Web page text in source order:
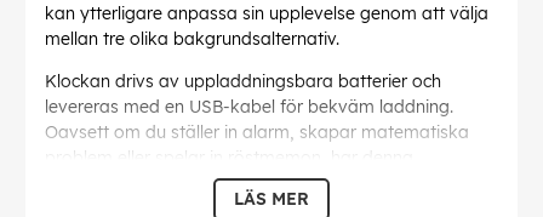
kan ytterligare anpassa sin upplevelse genom att välja
mellan tre olika bakgrundsalternativ.
Klockan drivs av uppladdningsbara batterier och
levereras med en USB-kabel för bekväm laddning.
Oavsett om du ställer in alarm, skapar matematiska
problem eller spelar in röstmemon, har denna
smartklocka en rad funktioner för att förbättra det
LÄS MER